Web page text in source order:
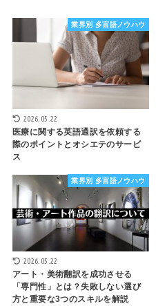
業界別 多言語ノウハウ
2026.05.22
医療に関する英語通訳を依頼する
際のポイントとオシエテのサービ
ス
業界別 多言語ノウハウ
2026.05.22
アート・美術翻訳を成功させる
「専門性」とは？失敗しない選び
方と重要な3つのスキルを解説